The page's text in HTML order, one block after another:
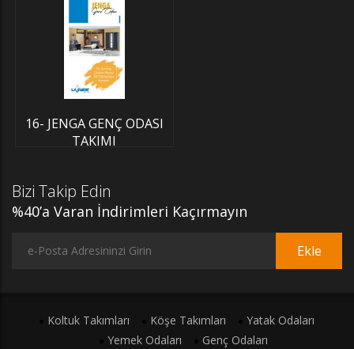
16- JENGA GENÇ ODASI
TAKIMI
Bizi Takip Edin
%40’a Varan İndirimleri Kaçırmayın
Ekle
Koltuk Takımları Köşe Takımları
Yatak Odaları
Yemek Odaları
Genç Odaları